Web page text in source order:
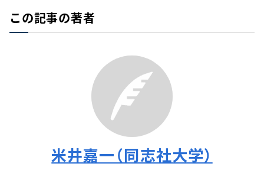
この記事の著者
米井嘉一（同志社大学）